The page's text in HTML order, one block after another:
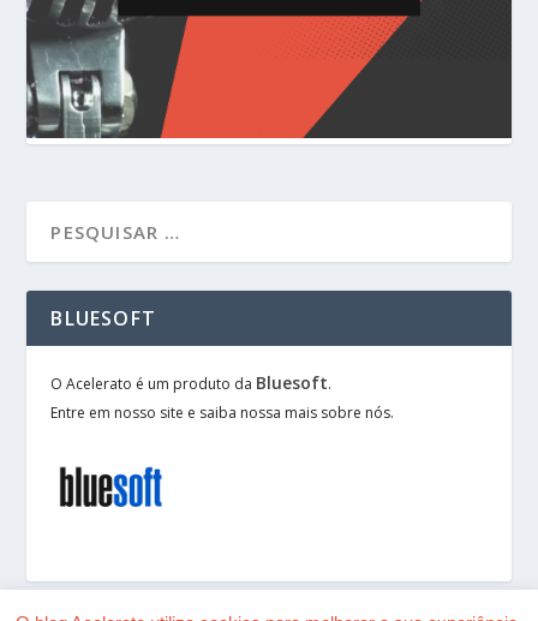
BLUESOFT
O Acelerato é um produto da Bluesoft.
Entre em nosso site e saiba nossa mais sobre nós.